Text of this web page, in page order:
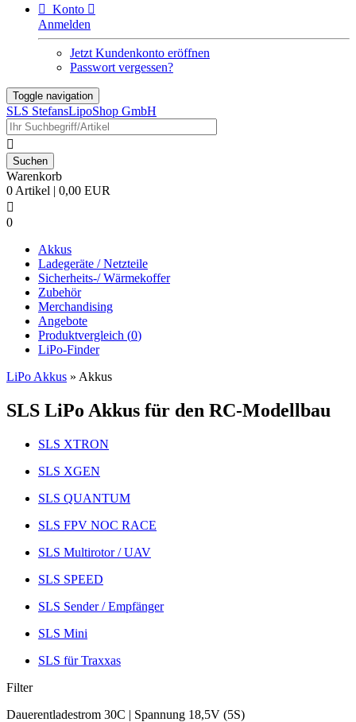
 Konto 
Anmelden
Jetzt Kundenkonto eröffnen
Passwort vergessen?
Toggle navigation
SLS StefansLipoShop GmbH

Warenkorb
0 Artikel | 0,00 EUR

0
Akkus
Ladegeräte / Netzteile
Sicherheits-/ Wärmekoffer
Zubehör
Merchandising
Angebote
Produktvergleich (0)
LiPo-Finder
LiPo Akkus » Akkus
SLS LiPo Akkus für den RC-Modellbau
SLS XTRON
SLS XGEN
SLS QUANTUM
SLS FPV NOC RACE
SLS Multirotor / UAV
SLS SPEED
SLS Sender / Empfänger
SLS Mini
SLS für Traxxas
Filter
Dauerentladestrom 30C | Spannung 18,5V (5S)